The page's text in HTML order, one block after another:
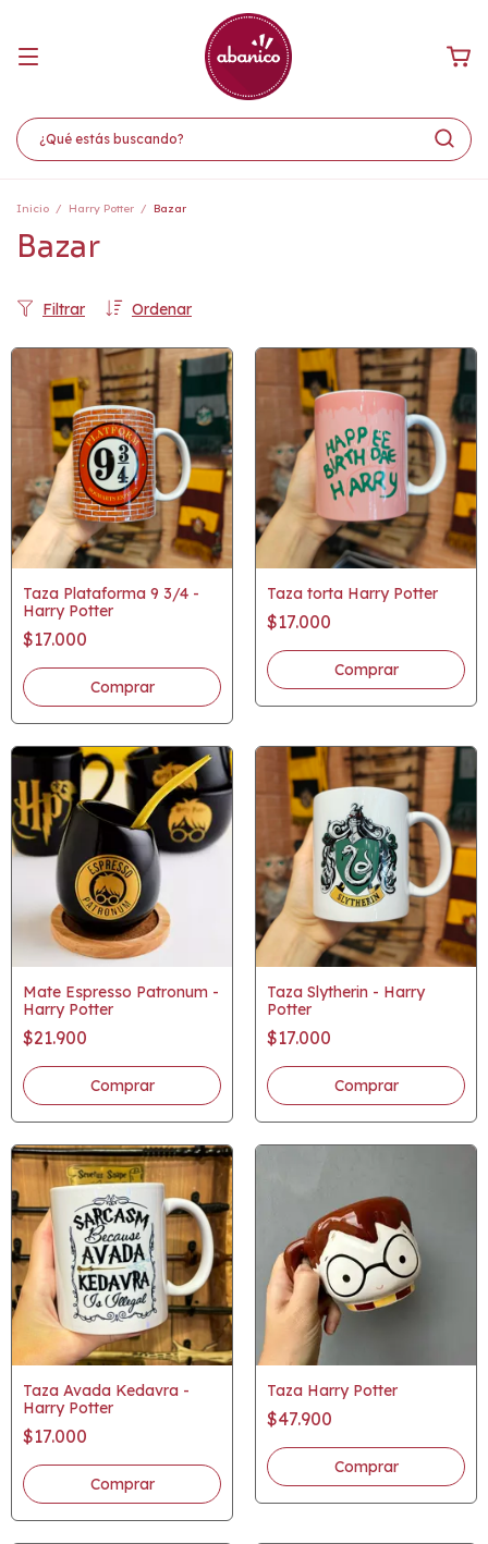
Inicio / Harry Potter / Bazar
Bazar
Ordenar
Filtrar
Taza Plataforma 9 3/4 -
Harry Potter
$17.000
Taza torta Harry Potter
$17.000
Mate Espresso Patronum -
Harry Potter
$21.900
Taza Slytherin - Harry
Potter
$17.000
Taza Avada Kedavra -
Harry Potter
$17.000
Taza Harry Potter
$47.900